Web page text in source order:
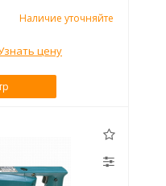
Наличие уточняйте
цену